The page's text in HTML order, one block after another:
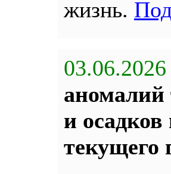
жизнь.
03.06.2026
аномалий
и
текущего